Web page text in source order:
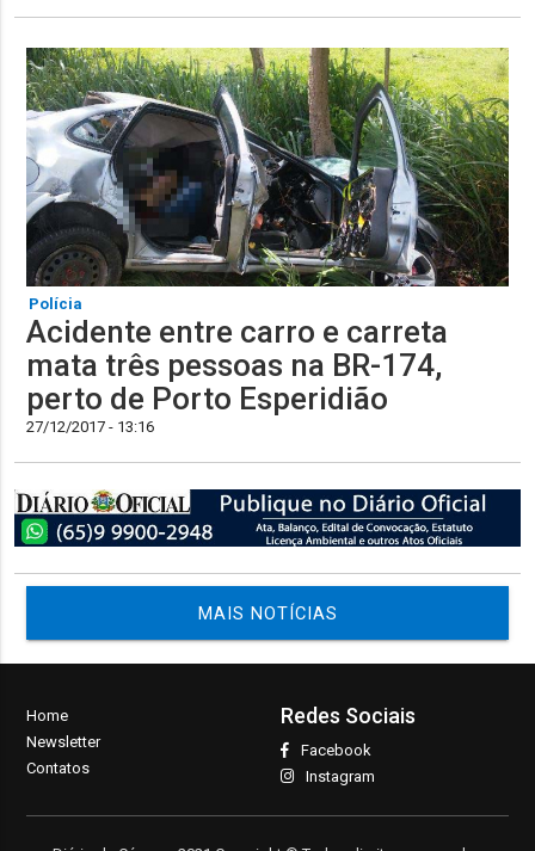
Polícia
Acidente entre carro e carreta
mata três pessoas na BR-174,
perto de Porto Esperidião
27/12/2017 - 13:16
MAIS NOTÍCIAS
Home
Newsletter
Contatos
Redes Sociais
Facebook
Instagram